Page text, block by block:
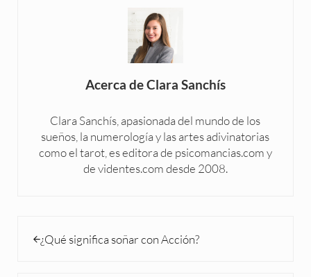
Acerca deClara Sanchís
Clara Sanchís, apasionada del mundo de los
sueños, la numerología y las artes adivinatorias
como el tarot, es editora de psicomancias.com y
de videntes.com desde 2008.
¿Qué significa soñar con Acción?